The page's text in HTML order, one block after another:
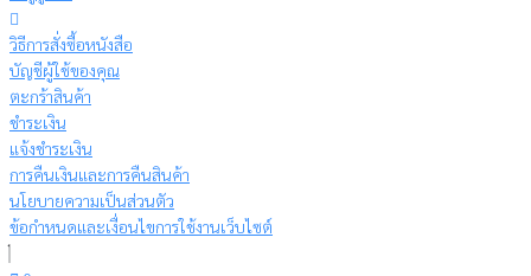
วิธีการสั่งซื้อหนังสือ
บัญชีผู้ใช้ของคุณ
ตะกร้าสินค้า
ชำระเงิน
แจ้งชำระเงิน
การคืนเงินและการคืนสินค้า
นโยบายความเป็นส่วนตัว
ข้อกำหนดและเงื่อนไขการใช้งานเว็บไซต์